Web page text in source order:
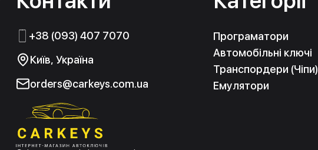
+38 (093) 407 7070
Київ, Україна
orders@carkeys.com.ua
Програматори
Автомобільні ключі
Транспордери (Чіпи)
Емулятори